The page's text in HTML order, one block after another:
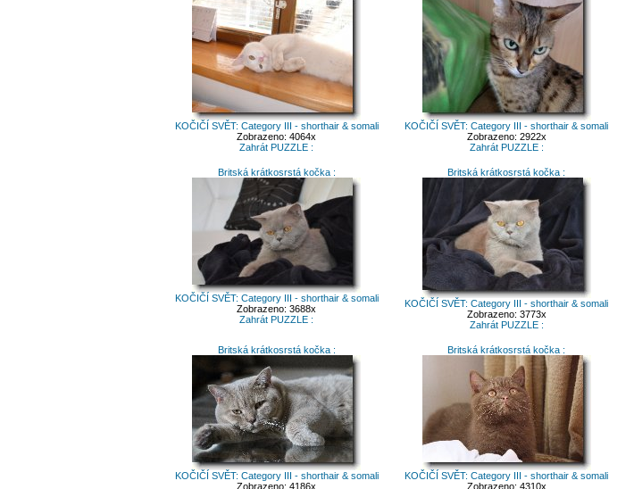
KOČIČÍ SVĚT: Category III - shorthair & somali
Zobrazeno: 4064x
Zahrát PUZZLE :
KOČIČÍ SVĚT: Category III - shorthair & somali
Zobrazeno: 2922x
Zahrát PUZZLE :
Britská krátkosrstá kočka :
KOČIČÍ SVĚT: Category III - shorthair & somali
Zobrazeno: 3688x
Zahrát PUZZLE :
Britská krátkosrstá kočka :
KOČIČÍ SVĚT: Category III - shorthair & somali
Zobrazeno: 3773x
Zahrát PUZZLE :
Britská krátkosrstá kočka :
KOČIČÍ SVĚT: Category III - shorthair & somali
Zobrazeno: 4186x
Britská krátkosrstá kočka :
KOČIČÍ SVĚT: Category III - shorthair & somali
Zobrazeno: 4310x